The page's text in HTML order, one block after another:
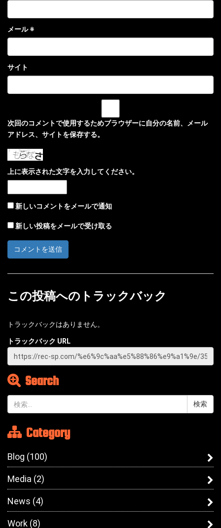
メール※
サイト
次回のコメントで使用するためブラウザーに自分の名前、メール
アドレス、サイトを保存する。
上に表示された文字を入力してください。
新しいコメントをメールで通知
新しい投稿をメールで受け取る
この投稿へのトラックバック
トラックバックはありません。
トラックバック URL
Search
索:
Category
Blog (100)
Media (2)
News (4)
Work (8)